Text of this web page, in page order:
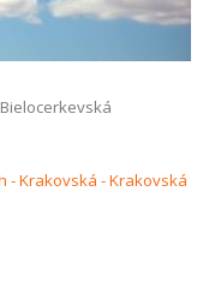
Bielocerkevská